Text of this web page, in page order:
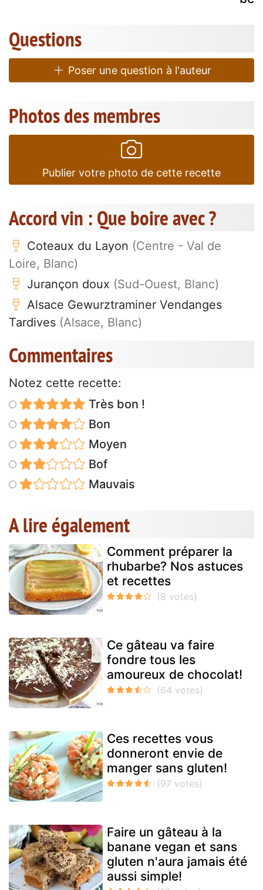
Questions
Poser une question à l'auteur
Photos des membres
Publier votre photo de cette recette
Accord vin : Que boire avec ?
Coteaux du Layon (Centre - Val de
Loire, Blanc)
Jurançon doux (Sud-Ouest, Blanc)
Alsace Gewurztraminer Vendanges
Tardives (Alsace, Blanc)
Commentaires
Notez cette recette:
Très bon !
Bon
Moyen
Bof
Mauvais
A lire également
Comment préparer la
rhubarbe? Nos astuces
et recettes
Ce gâteau va faire
fondre tous les
amoureux de chocolat!
Ces recettes vous
donneront envie de
manger sans gluten!
Faire un gâteau à la
banane vegan et sans
gluten n'aura jamais été
aussi simple!